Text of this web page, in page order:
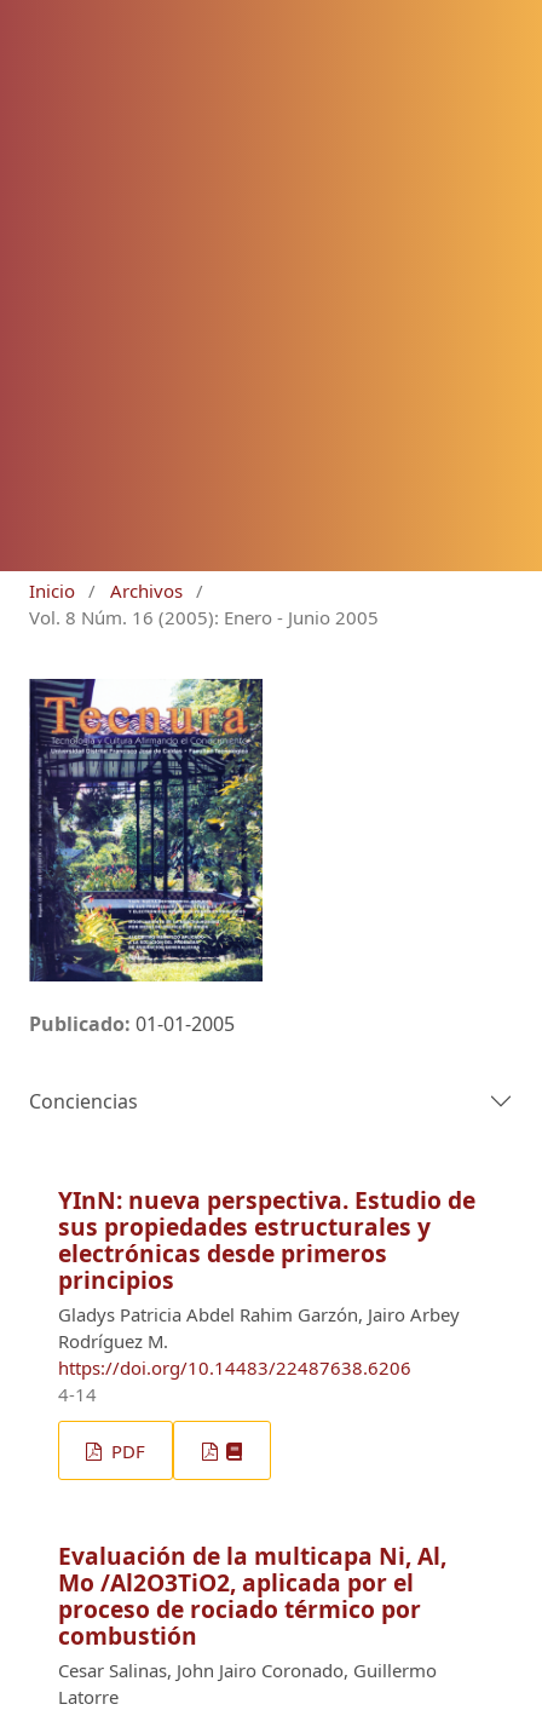
Inicio / Archivos /
Vol. 8 Núm. 16 (2005): Enero - Junio 2005
Publicado: 01-01-2005
Conciencias
YInN: nueva perspectiva. Estudio de
sus propiedades estructurales y
electrónicas desde primeros
principios
Gladys Patricia Abdel Rahim Garzón, Jairo Arbey
Rodríguez M.
https://doi.org/10.14483/22487638.6206
4-14
PDF
Evaluación de la multicapa Ni, Al,
Mo /Al2O3TiO2, aplicada por el
proceso de rociado térmico por
combustión
Cesar Salinas, John Jairo Coronado, Guillermo
Latorre